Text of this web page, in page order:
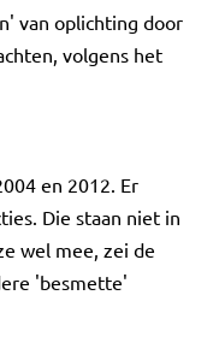
van oplichting door
volgens het
en 2012. Er
Die staan niet in
wel mee, zei de
'besmette'